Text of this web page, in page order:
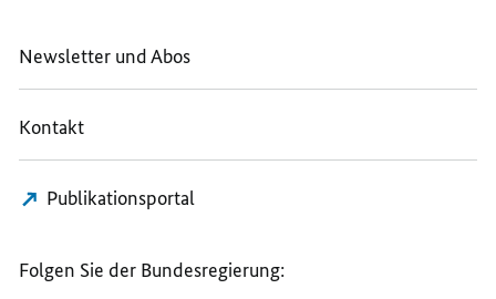
Newsletter und Abos
Kontakt
Publikationsportal
Folgen Sie der Bundesregierung: